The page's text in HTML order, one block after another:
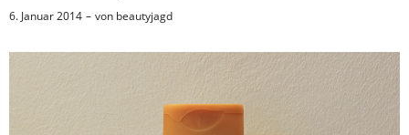
6. Januar 2014 von beautyjagd